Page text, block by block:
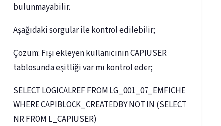
bulunmayabilir.
Aşağıdaki sorgular ile kontrol edilebilir;
Çözüm: Fişi ekleyen kullanıcının CAPIUSER
tablosunda eşitliği var mı kontrol eder;
SELECT LOGICALREF FROM LG_001_07_EMFICHE
WHERE CAPIBLOCK_CREATEDBY NOT IN (SELECT
NR FROM L_CAPIUSER)